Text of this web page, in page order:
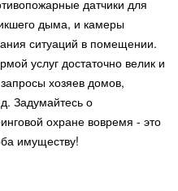
датчики для
дыма, и камеры
ситуаций в помещении.
услуг достаточно велик и
хозяев домов,
Задумайтесь о
охране вовремя - это
имуществу!